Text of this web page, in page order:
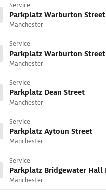
Service
Parkplatz Warburton Street
Manchester
Service
Parkplatz Warburton Street
Manchester
Service
Parkplatz Dean Street
Manchester
Service
Parkplatz Aytoun Street
Manchester
Service
Manchester